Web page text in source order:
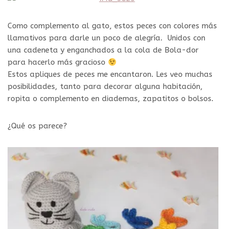
Como complemento al gato, estos peces con colores más
llamativos para darle un poco de alegría. Unidos con
una cadeneta y enganchados a la cola de Bola-dor
para hacerlo más gracioso
Estos apliques de peces me encantaron. Les veo muchas
posibilidades, tanto para decorar alguna habitación,
ropita o complemento en diademas, zapatitos o bolsos.
¿Qué os parece?